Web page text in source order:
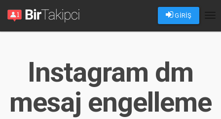
GİRİŞ
Instagram dm
mesaj engelleme